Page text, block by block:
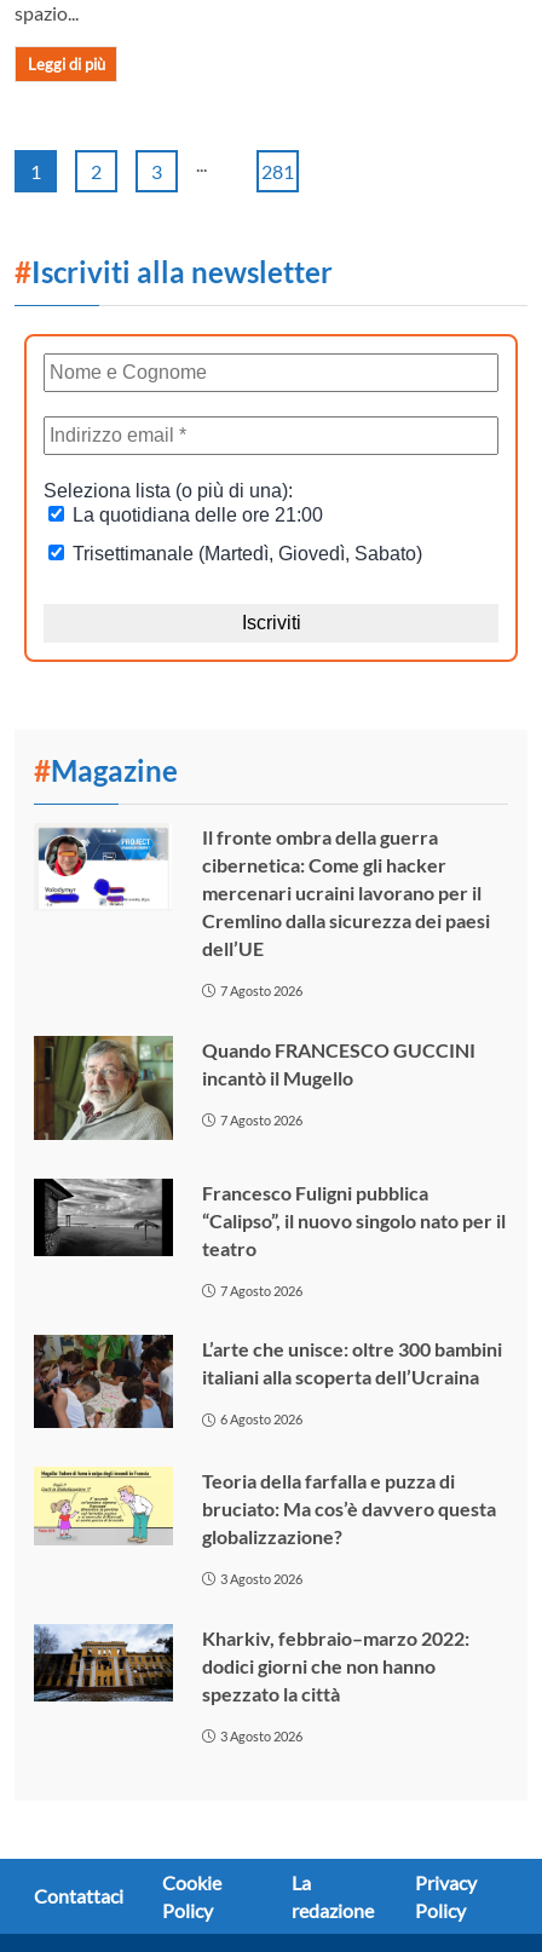
spazio...
Leggi di più
1 2 3 ... 281
#Iscriviti alla newsletter
#Magazine
Il fronte ombra della guerra
cibernetica: Come gli hacker
mercenari ucraini lavorano per il
Cremlino dalla sicurezza dei paesi
dell’UE
7 Agosto 2026
Quando FRANCESCO GUCCINI
incantò il Mugello
7 Agosto 2026
Francesco Fuligni pubblica
“Calipso”, il nuovo singolo nato per il
teatro
7 Agosto 2026
L’arte che unisce: oltre 300 bambini
italiani alla scoperta dell’Ucraina
6 Agosto 2026
Teoria della farfalla e puzza di
bruciato: Ma cos’è davvero questa
globalizzazione?
3 Agosto 2026
Kharkiv, febbraio–marzo 2022:
dodici giorni che non hanno
spezzato la città
3 Agosto 2026
Contattaci
Cookie
Policy
La
redazione
Privacy
Policy